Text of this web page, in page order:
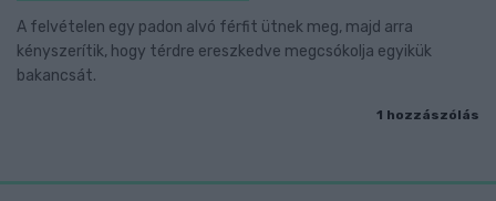
A felvételen egy padon alvó férfit ütnek meg, majd arra
kényszerítik, hogy térdre ereszkedve megcsókolja egyikük
bakancsát.
1 hozzászólás